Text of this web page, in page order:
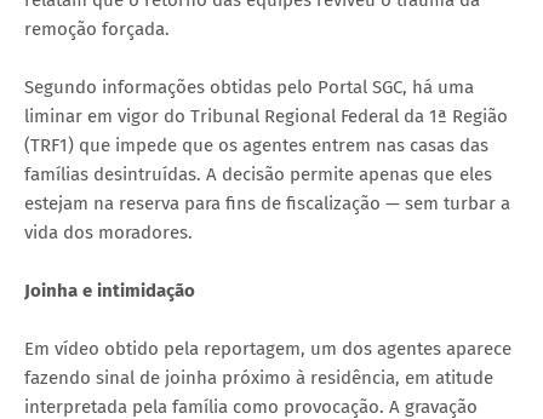
remoção forçada.
Segundo informações obtidas pelo Portal SGC, há uma
liminar em vigor do Tribunal Regional Federal da 1ª Região
(TRF1) que impede que os agentes entrem nas casas das
famílias desintruídas. A decisão permite apenas que eles
estejam na reserva para fins de fiscalização — sem turbar a
vida dos moradores.
Joinha e intimidação
Em vídeo obtido pela reportagem, um dos agentes aparece
fazendo sinal de joinha próximo à residência, em atitude
interpretada pela família como provocação. A gravação